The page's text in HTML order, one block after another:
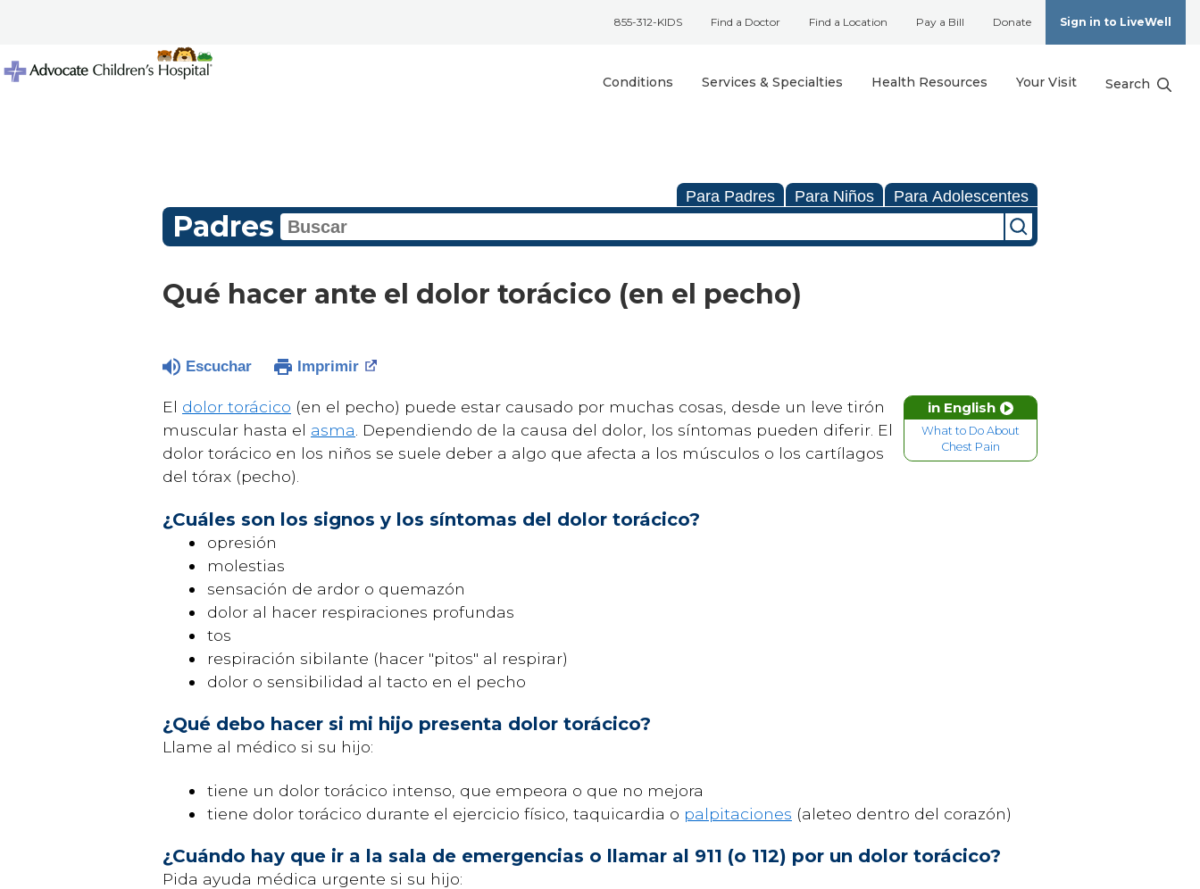
855-312-KIDS Find a Doctor Find a Location Pay a Bill Donate Sign in to LiveWell
Conditions Services & Specialties Health Resources Your Visit Search
Para Padres Para Niños Para Adolescentes
Padres
Qué hacer ante el dolor torácico (en el pecho)
Escuchar Imprimir
in English
What to Do About
Chest Pain
El dolor torácico (en el pecho) puede estar causado por muchas cosas, desde un leve tirón
muscular hasta el asma . Dependiendo de la causa del dolor, los síntomas pueden diferir. El
dolor torácico en los niños se suele deber a algo que afecta a los músculos o los cartílagos
del tórax (pecho).
¿Cuáles son los signos y los síntomas del dolor torácico?
opresión
molestias
sensación de ardor o quemazón
dolor al hacer respiraciones profundas
tos
respiración sibilante (hacer "pitos" al respirar)
dolor o sensibilidad al tacto en el pecho
¿Qué debo hacer si mi hijo presenta dolor torácico?
Llame al médico si su hijo:
tiene un dolor torácico intenso, que empeora o que no mejora
tiene dolor torácico durante el ejercicio físico, taquicardia o palpitaciones (aleteo dentro del corazón)
¿Cuándo hay que ir a la sala de emergencias o llamar al 911 (o 112) por un dolor torácico?
Pida ayuda médica urgente si su hijo: